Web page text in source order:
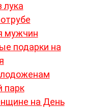
лука
мужчин
подарки на
парк
на День